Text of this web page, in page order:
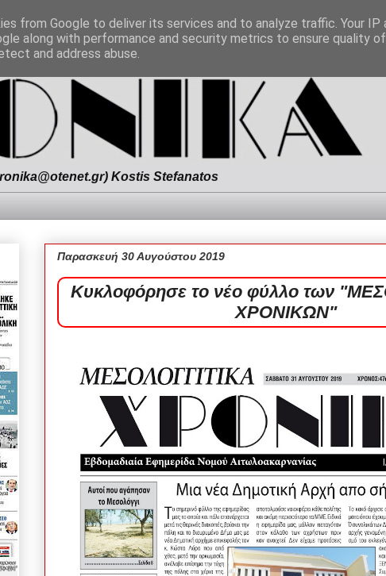
Kostis Stefanatos
Παρασκευή 30 Αυγούστου 2019
Κυκλοφόρησε το νέο φύλλο των
ΧΡΟΝΙΚΩΝ"
from Google to deliver its services and to analyze traffic. Your IP
along with performance and security metrics to ensure quality
and address abuse.